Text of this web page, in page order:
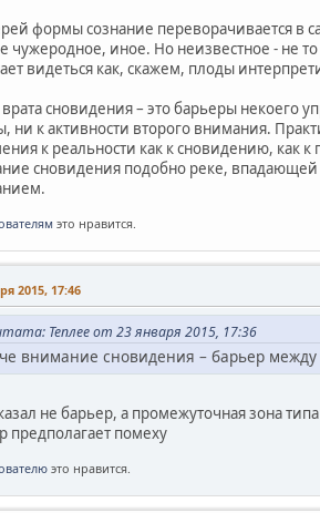
формы сознание переворачивается в
чужеродное, иное. Но неизвестное - не
видеться как, скажем, плоды
сновидения – это барьеры некоего
ни к активности второго внимания.
к реальности как к сновидению, как
сновидения подобно реке,
это нравится.
2015, 17:46
Теплее от 23 января 2015, 17:36
внимание сновидения – барьер
не барьер, а промежуточная зона типа
предполагает помеху
это нравится.